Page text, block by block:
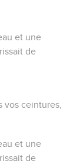
et une
de
vos ceintures,
et une
de